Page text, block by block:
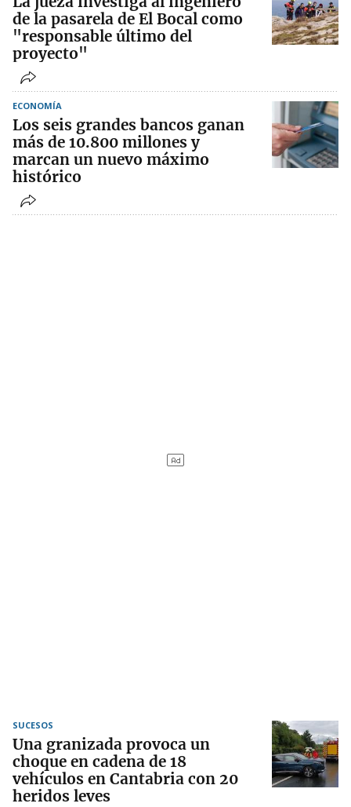
de la pasarela de El Bocal como
"responsable último del
proyecto"
ECONOMÍA
Los seis grandes bancos ganan
más de 10.800 millones y
marcan un nuevo máximo
histórico
SUCESOS
Una granizada provoca un
choque en cadena de 18
vehículos en Cantabria con 20
heridos leves